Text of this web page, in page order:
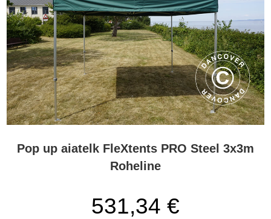
Pop up aiatelk FleXtents PRO Steel 3x3m
Roheline
531,34 €